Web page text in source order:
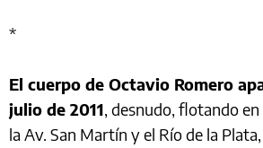
*
El cuerpo de Octavio Romero
julio de 2011, desnudo, flotando
la Av. San Martín y el Río de la